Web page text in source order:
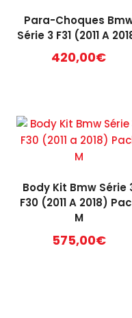
Para-Choques
Série 3 F31 (2011 A
420,00€
Body Kit Bmw Série
F30 (2011 A 2018)
M
575,00€